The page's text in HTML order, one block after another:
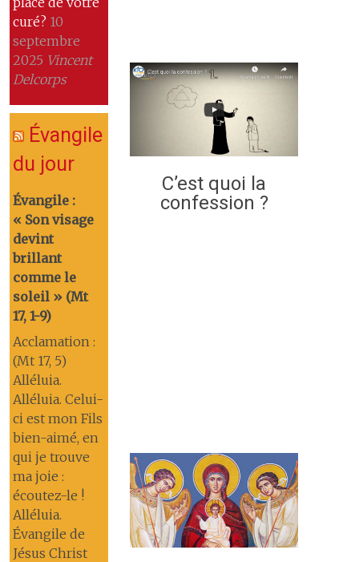
curé? 10
septembre
2025 Vincent
Delcorps
Évangile
du jour
Évangile :
« Son visage
devint
brillant
comme le
soleil » (Mt
17, 1-9)
Acclamation :
(Mt 17, 5)
Alléluia.
Alléluia. Celui-
ci est mon Fils
bien-aimé, en
qui je trouve
ma joie :
écoutez-le !
Alléluia.
Évangile de
Jésus Christ
C’est quoi la
confession ?